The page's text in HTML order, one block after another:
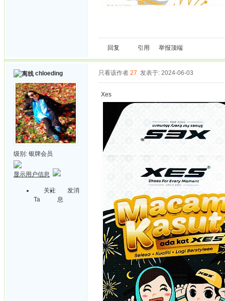
回复 引用 举报顶端
chloeding
级别: 银牌会员
显示用户信息
关注
Ta
发消
息
只看该作者 27 发表于: 2024-06-03
Xes